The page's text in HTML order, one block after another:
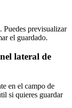
Puedes previsualizar
el guardado.
lateral de
en el campo de
si quieres guardar